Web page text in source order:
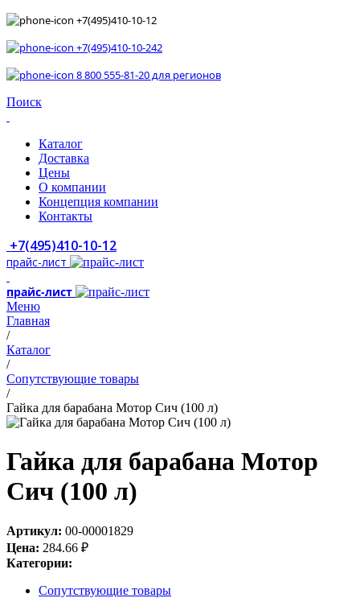
+7(495)410-10-12
+7(495)410-10-242
8 800 555-81-20 для регионов
Поиск
Каталог
Доставка
Цены
О компании
Концепция компании
Контакты
+7(495)410-10-12
прайс-лист
прайс-лист
Меню
Главная
/
Каталог
/
Сопутствующие товары
/
Гайка для барабана Мотор Сич (100 л)
Гайка для барабана Мотор
Сич (100 л)
Артикул: 00-00001829
Цена: 284.66 ₽
Категории:
Сопутствующие товары